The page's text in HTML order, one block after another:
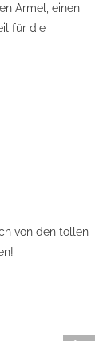
Ärmel, einen
für die
von den tollen